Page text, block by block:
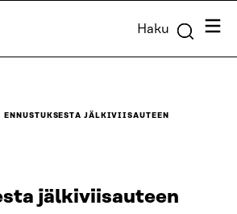
Haku
ENNUSTUKSESTA JÄLKIVIISAUTEEN
jälkiviisauteen